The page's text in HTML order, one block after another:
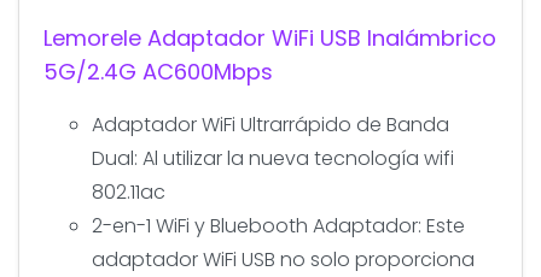
Lemorele Adaptador WiFi USB Inalámbrico
5G/2.4G AC600Mbps
Adaptador WiFi Ultrarrápido de Banda
Dual: Al utilizar la nueva tecnología wifi
802.11ac
2-en-1 WiFi y Bluebooth Adaptador: Este
adaptador WiFi USB no solo proporciona